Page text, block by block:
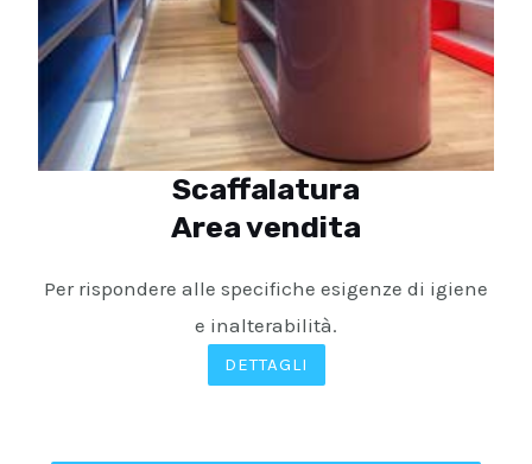
Scaffalatura
Area vendita
Per rispondere alle specifiche esigenze di igiene
e inalterabilità.
DETTAGLI